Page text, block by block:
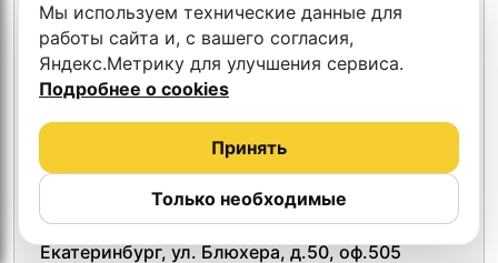
Мастерская Подкастов 4.9
Екатеринбург, ул. Блюхера, д.50, оф.505
Мы используем технические данные для
работы сайта и, с вашего согласия,
Яндекс.Метрику для улучшения сервиса.
Подробнее о cookies
Только необходимые
Принять